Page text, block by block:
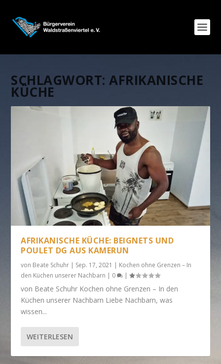
SCHLAGWORT:AFRIKANISCHE
KÜCHE
AFRIKANISCHE KÜCHE: BEIGNETS UND
POULET DG AUS KAMERUN
von Beate Schuhr | Sep. 17, 2021 | Kochen ohne Grenzen – In
den Küchen unserer Nachbarn | 0 |
von Beate Schuhr Kochen ohne Grenzen – In den
Küchen unserer Nachbarn Liebe Nachbarn, was
wissen...
WEITERLESEN